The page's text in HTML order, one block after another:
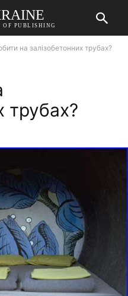
OF PUBLISHING
на залізобетонних трубах?
трубах?